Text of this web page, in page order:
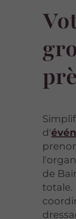
d'
de
totale.